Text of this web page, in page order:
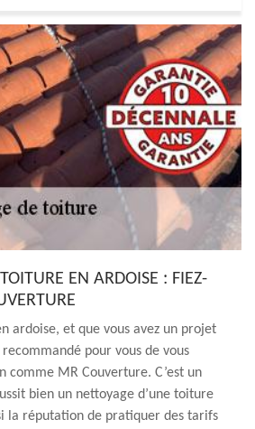
EN ARDOISE : FIEZ-
ardoise, et que vous avez un projet
pour vous de vous
comme MR Couverture. C’est un
bien un nettoyage d’une toiture
la réputation de pratiquer des tarifs